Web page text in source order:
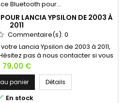
LANCIA YPSILON DE 2003 À
2011
Commentaire(s): 0
Lancia Ypsilon de 2003 à 2011,
pas à nous contacter si vous
une question !
Prix
79,00 €
panier Détails
En stock